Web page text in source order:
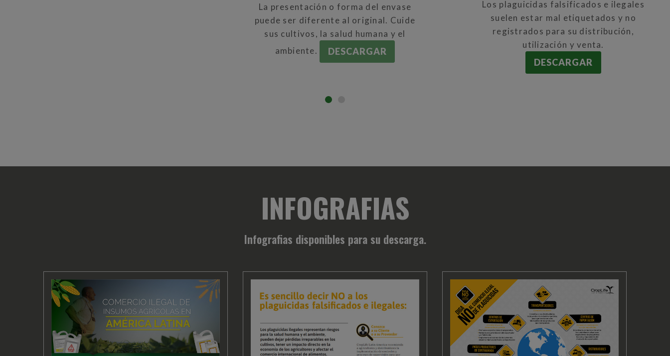
La presentación o forma del envase
puede ser diferente al original. Cuide
sus cultivos, la salud humana y el
ambiente.
DESCARGAR
Los plaguicidas falsificados e ilegales
suelen estar mal etiquetados y no
registrados para su distribución,
utilización y venta.
DESCARGAR
INFOGRAFIAS
Infografias disponibles para su descarga.